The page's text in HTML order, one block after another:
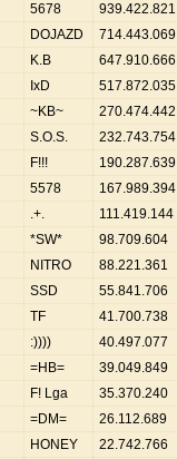
5678 939.422.821
DOJAZD 714.443.069
K.B 647.910.666
IxD 517.872.035
~KB~ 270.474.442
S.O.S. 232.743.754
F!!! 190.287.639
5578 167.989.394
.+. 111.419.144
*SW* 98.709.604
NITRO 88.221.361
SSD 55.841.706
TF 41.700.738
:)))) 40.497.077
=HB= 39.049.849
F! Lga 35.370.240
=DM= 26.112.689
HONEY 22.742.766